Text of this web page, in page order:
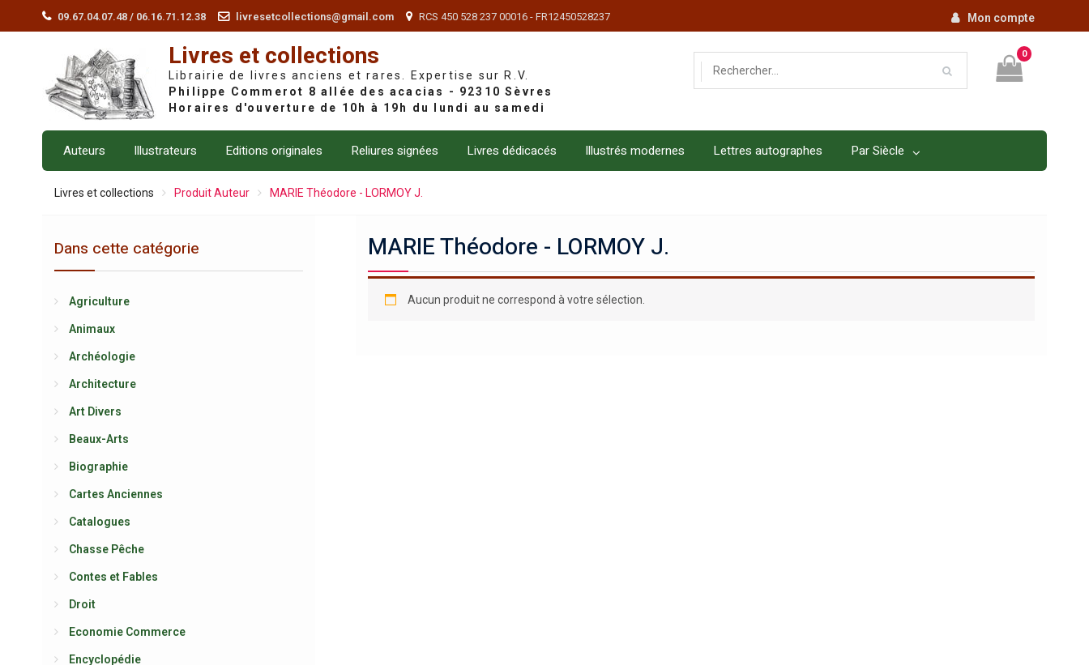
09.67.04.07.48 / 06.16.71.12.38 livresetcollections@gmail.com RCS 450 528 237 00016 - FR12450528237 Mon compte
Livres et collections
Librairie de livres anciens et rares. Expertise sur R.V.
0
Auteurs Illustrateurs Editions originales Reliures signées Livres dédicacés Illustrés modernes Lettres autographes Par Siècle
Livres et collections Produit Auteur MARIE Théodore - LORMOY J.
MARIE Théodore - LORMOY J.
Aucun produit ne correspond à votre sélection.
Dans cette catégorie
Agriculture
Animaux
Archéologie
Architecture
Art Divers
Beaux-Arts
Biographie
Cartes Anciennes
Catalogues
Chasse Pêche
Contes et Fables
Droit
Economie Commerce
Encyclopédie